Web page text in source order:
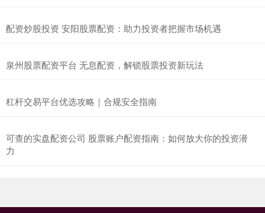
配资炒股投资 安阳股票配资：助力投资者把握市场机遇
泉州股票配资平台 无息配资，解锁股票投资新玩法
杠杆交易平台优选攻略｜合规安全指南
可查的实盘配资公司 股票账户配资指南：如何放大你的投资潜
力